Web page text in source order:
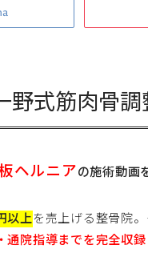
野式筋肉骨調
ヘルニアの施術動画
以上を売上げる整骨院
通院指導までを完全収